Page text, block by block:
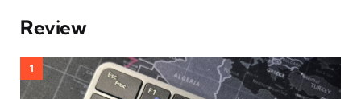
Review